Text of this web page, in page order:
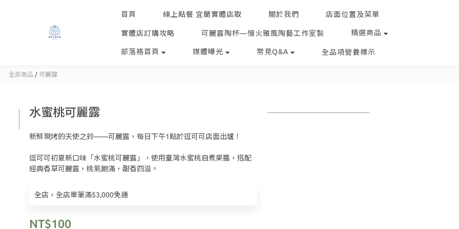
首頁 線上點餐 宜蘭實體店取 關於我們 店面位置及菜單
實體店訂購攻略 可麗露陶杯—慢火雅風陶藝工作室製 精選商品
部落格首頁 媒體曝光 常見Q&A 全品項營養標示
全部商品 / 可麗露
水蜜桃可麗露
新鮮現烤的天使之鈴——可麗露，每日下午1點於逗可可店面出爐！
逗可可初夏新口味「水蜜桃可麗露」，使用臺灣水蜜桃自煮果醬，搭配
經典香草可麗露，桃氣飽滿，甜香四溢。
全店，全店單筆滿$3,000免運
NT$100